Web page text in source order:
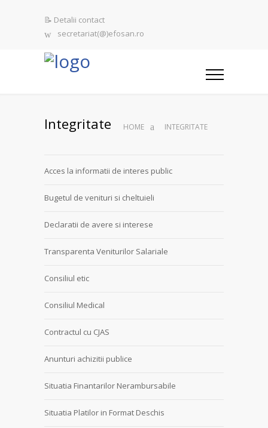
📝 Detalii contact
secretariat(@)efosan.ro
Integritate HOME INTEGRITATE
Acces la informatii de interes public
Bugetul de venituri si cheltuieli
Declaratii de avere si interese
Transparenta Veniturilor Salariale
Consiliul etic
Consiliul Medical
Contractul cu CJAS
Anunturi achizitii publice
Situatia Finantarilor Nerambursabile
Situatia Platilor in Format Deschis